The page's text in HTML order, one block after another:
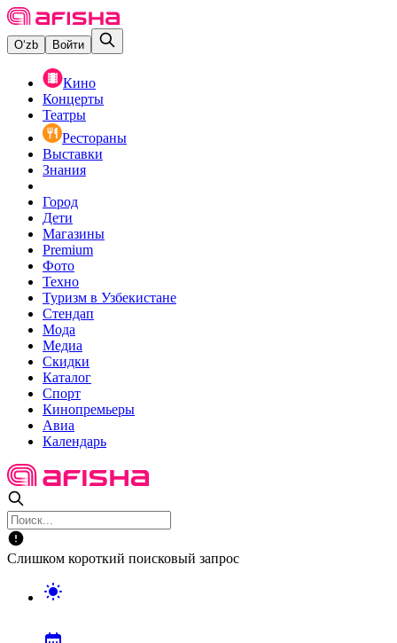
O‘zb Войти
Кино
Концерты
Театры
Рестораны
Выставки
Знания
Город
Дети
Магазины
Premium
Фото
Техно
Туризм в Узбекистане
Стендап
Мода
Медиа
Скидки
Каталог
Спорт
Кинопремьеры
Авиа
Календарь
Слишком короткий поисковый запрос